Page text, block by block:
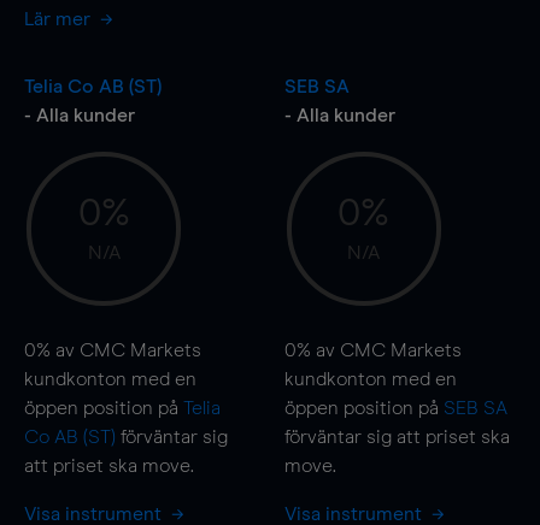
Lär mer
Telia Co AB (ST)
- Alla kunder
0%
N/A
0% av CMC Markets
kundkonton med en
öppen position på Telia
Co AB (ST) förväntar sig
att priset ska move.
Visa instrument
SEB SA
- Alla kunder
0%
N/A
0% av CMC Markets
kundkonton med en
öppen position på SEB SA
förväntar sig att priset ska
move.
Visa instrument